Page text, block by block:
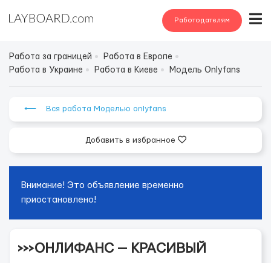
Работодателям
Работа за границей
Работа в Европе
Работа в Украине
Работа в Киеве Модель Onlyfans
⟵ Вся работа Моделью onlyfans
Добавить в избранное
Внимание! Это объявление временно
приостановлено!
>>>ОНЛИФАНС — КРАСИВЫЙ